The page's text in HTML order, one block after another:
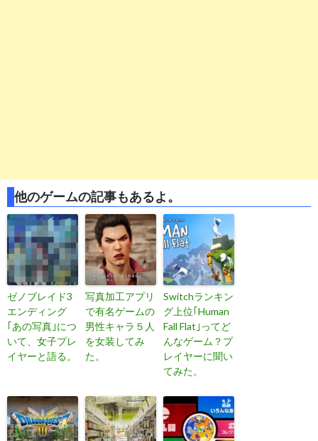
他のゲームの記事もあるよ。
ゼノブレイド3
エンディング
｢あの写真｣につ
いて、女子プレ
イヤーと語る。
写真加工アプリ
で有名ゲームの
男性キャラ５人
を女装してみ
た。
Switchランキン
グ上位｢Human
Fall Flat｣ってど
んなゲーム？プ
レイヤーに聞い
てみた。